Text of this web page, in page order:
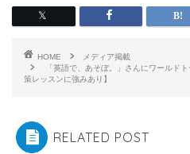
HOME
メディア掲載
「英語で、あそぼ。」さんにワールド
策レッスンに強みあり】
RELATED POST